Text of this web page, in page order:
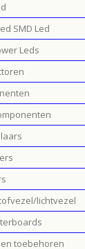
SMD Led
Leds
lichtvezel
toebehoren